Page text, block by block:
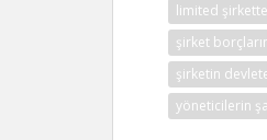
limited
şirket
şirketin
yöneticilerin